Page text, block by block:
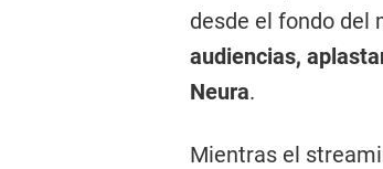
desde el fondo del
audiencias,
Neura.
Mientras el